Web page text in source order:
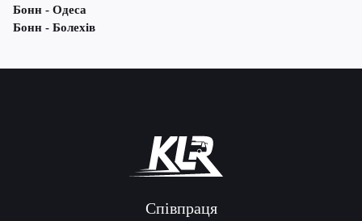
Бонн - Одеса
Бонн - Болехів
Співпраця